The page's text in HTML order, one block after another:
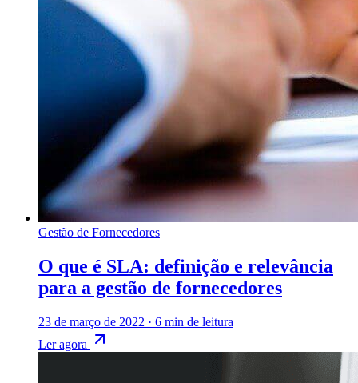
Gestão de Fornecedores
O que é SLA: definição e relevância
para a gestão de fornecedores
23 de março de 2022 · 6 min de leitura
Ler agora